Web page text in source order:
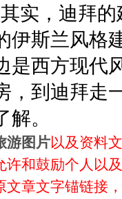
实，迪拜
伊斯兰风格
是西方现代
，到迪拜走
。
游图片以及资料
和鼓励个人以
文章文字锚链接